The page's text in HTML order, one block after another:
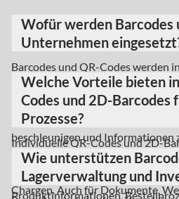
Wofür werden Barcodes
Unternehmen
Barcodes und QR-Codes werden
unterschiedliche Aufgaben
Produktkennzeichnung bis zur
helfen dabei, Waren schnell zu
beschleunigen und Informationen
bereitzustellen. Besonders in
ermöglichen sie eine klare
Chargen. Auch für Dokumente,
Welche Vorteile bieten
Codes und 2D-Barcodes
Prozesse?
Individuelle QR-Codes und 2D-
an den jeweiligen Einsatzzweck
dadurch einen hohen praktischen
Produktinformationen,
Wie unterstützen
Lagerverwaltung und